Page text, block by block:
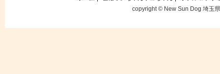
copyright © New Sun Dog 埼玉